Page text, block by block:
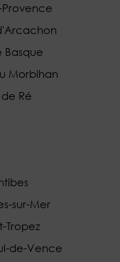
Provence
Basque
Morbihan
Ré
sur-Mer
Tropez
de-Vence